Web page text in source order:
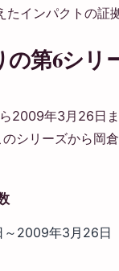
たインパクトの証
第6シリ
2009年3月26日
シリーズから岡
2009年3月26日